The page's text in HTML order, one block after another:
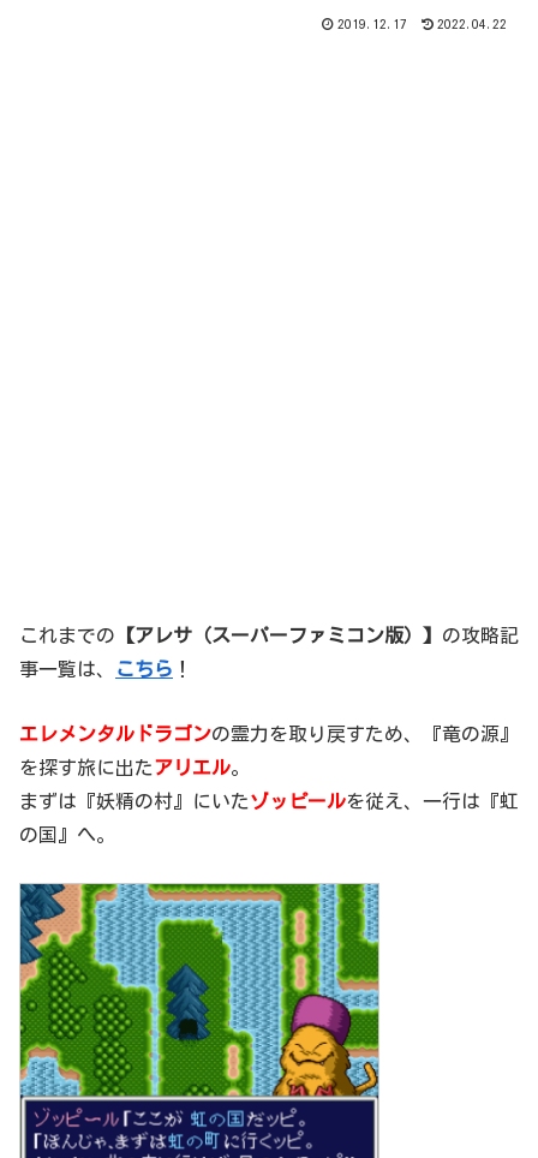
2019.12.17 2022.04.22
これまでの 【アレサ（スーパーファミコン版）】 の攻略記
事一覧は、
こちら ！
エレメンタルドラゴンの霊力を取り戻すため、『竜の源』
を探す旅に出たアリエル。
まずは『妖精の村』にいたゾッピールを従え、一行は『虹
の国』へ。